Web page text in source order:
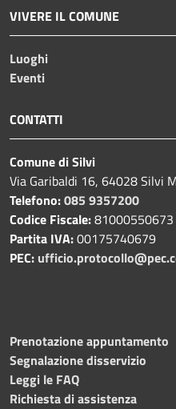
VIVERE IL COMUNE
Luoghi
Eventi
CONTATTI
Comune di Silvi
Via Garibaldi 16, 64028 Silvi
Telefono:085 9357200
Codice Fiscale:81000550673
Partita IVA:00175740679
PEC:
Prenotazione appuntamento
Segnalazione disservizio
Leggi le FAQ
Richiesta di assistenza